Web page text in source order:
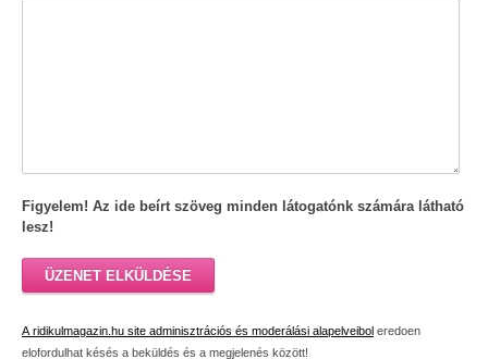
Figyelem! Az ide beírt szöveg minden látogatónk számára látható
lesz!
ÜZENET ELKÜLDÉSE
A ridikulmagazin.hu site adminisztrációs és moderálási alapelveibol eredoen
elofordulhat késés a beküldés és a megjelenés között!